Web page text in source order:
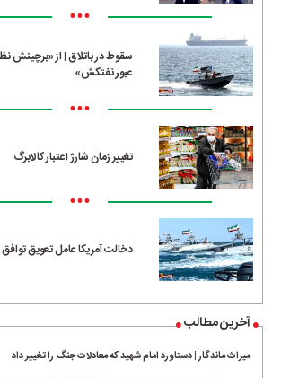
•••
سقوط در باتلاق | از «برچینش
عبور نفتکش»
•••
تغییر زمان شارژ اعتبار کالابرگ
•••
دخالت آمریکا عامل تعویق
آخرین مطالب
میراث ماندگار | دستاورد امام شهید که معادلات جنگ را تغییر داد